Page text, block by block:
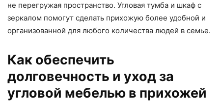
не перегружая пространство. Угловая тумба и шкаф с
зеркалом помогут сделать прихожую более удобной и
организованной для любого количества людей в семье.
Как обеспечить
долговечность и уход за
угловой мебелью в прихожей